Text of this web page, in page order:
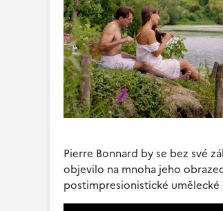
Pierre Bonnard by se bez své
objevilo na mnoha jeho
postimpresionistické umělecké